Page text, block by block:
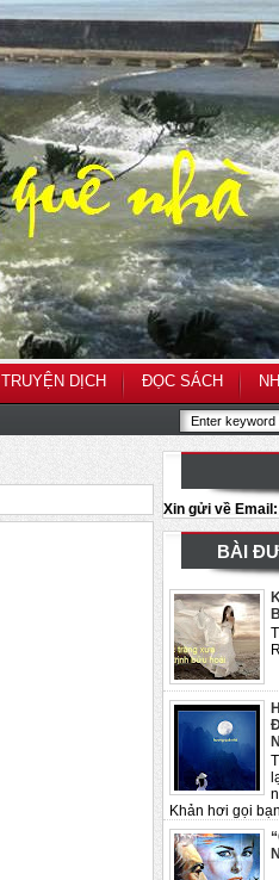
TRUYỆN DỊCH ĐỌC SÁCH
Xin gửi về
BÀI
Khản hơi gọi